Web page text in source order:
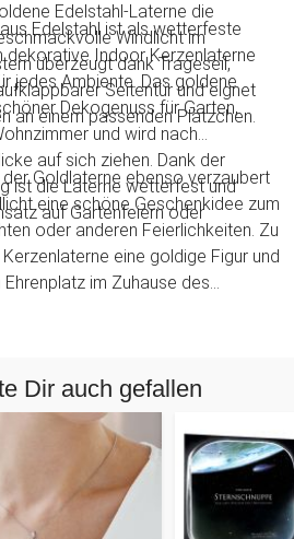
Edelstahl-Laterne die
Windlicht im
überzeugt dank Trageseil,
Seitentür und eignet
an einem passenden Plätzchen.
Edelstahl ist als wetterfeste
dekorative Indoor Kerzenlaterne
jedes Ambiente. Das goldene
Dekogenuss für Garten,
und wird nach
auf sich ziehen. Dank der
ist die Laterne wetterfest und
auf Gartenfeiern oder
der Goldlaterne ebenso verzaubert
eine schöne Geschenkidee zum
oder anderen Feierlichkeiten. Zu
eine goldige Figur und
im Zuhause des
schicke Laterne für magische
Dir auch gefallen